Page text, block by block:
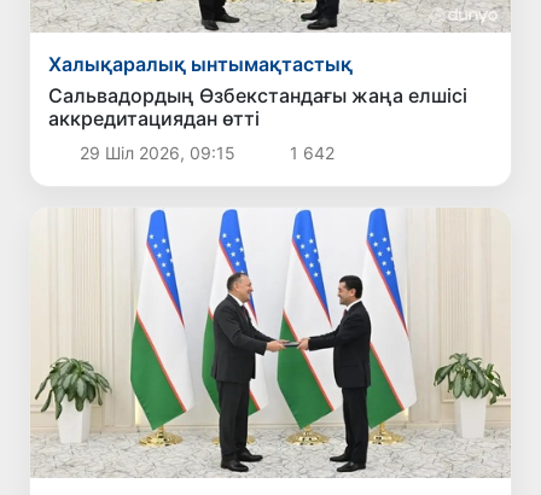
Халықаралық ынтымақтастық
Сальвадордың Өзбекстандағы жаңа елшісі
аккредитациядан өтті
29 Шіл 2026, 09:15 1 642